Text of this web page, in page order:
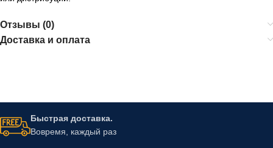
Отзывы (0)
Доставка и оплата
Быстрая доставка.
Вовремя, каждый раз